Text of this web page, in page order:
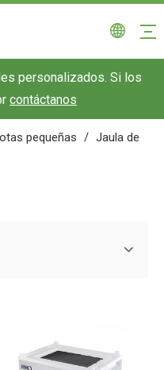
personalizados. Si los
contáctanos
pequeñas / Jaula de